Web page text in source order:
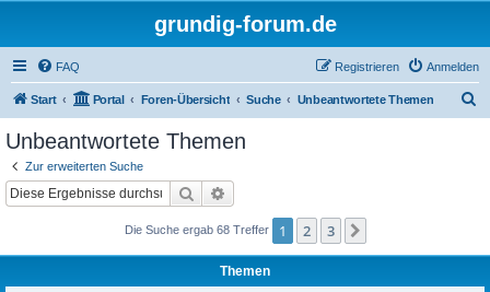
grundig-forum.de
FAQ Anmelden
Registrieren
Start Portal Foren-Übersicht Suche Unbeantwortete Themen
Unbeantwortete Themen
Zur erweiterten Suche
Suche
Die Suche ergab 68 Treffer 1 2 3
Themen